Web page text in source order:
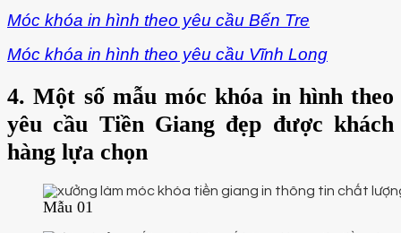
Móc khóa in hình theo yêu cầu Bến Tre
Móc khóa in hình theo yêu cầu Vĩnh Long
4. Một số mẫu móc khóa in hình theo
yêu cầu Tiền Giang đẹp được khách
hàng lựa chọn
Mẫu 01